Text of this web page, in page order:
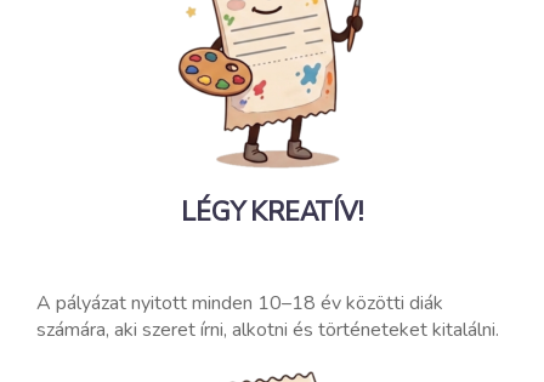
LÉGYKREATÍV!
A pályázat nyitott minden 10–18 év közötti diák
számára, aki szeret írni, alkotni és történeteket kitalálni.